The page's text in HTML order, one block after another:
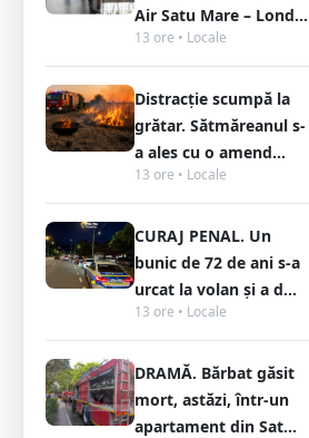
Air Satu Mare – Lond...
13 ore • Locale
Distracție scumpă la
grătar. Sătmăreanul s-
a ales cu o amend...
13 ore • Locale
CURAJ PENAL. Un
bunic de 72 de ani s-a
urcat la volan și a d...
13 ore • Locale
DRAMĂ. Bărbat găsit
mort, astăzi, într-un
apartament din Sat...